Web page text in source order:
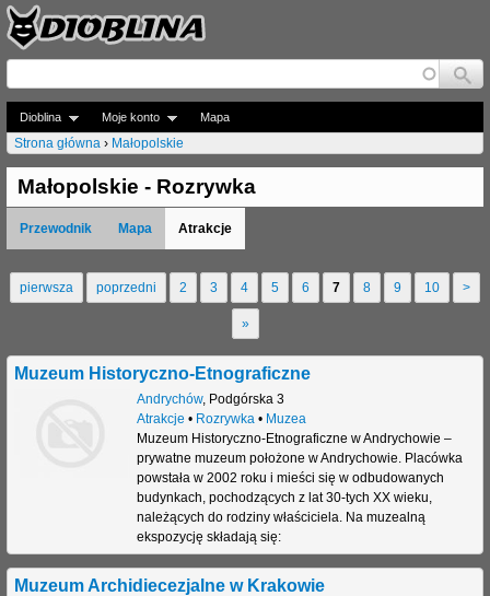
Jump to navigation
Dioblina Moje konto Mapa
J
e
s
t
e
t
Strona główna › Małopolskie
Małopolskie - Rozrywka
Przewodnik Mapa Atrakcje
r
pierwsza poprzedni 2 3 4 5 6 7 8 9 10 >
»
Muzeum Historyczno-Etnograficzne
Andrychów, Podgórska 3
Atrakcje • Rozrywka • Muzea
Muzeum Historyczno-Etnograficzne w Andrychowie –
prywatne muzeum położone w Andrychowie. Placówka
powstała w 2002 roku i mieści się w odbudowanych
budynkach, pochodzących z lat 30-tych XX wieku,
należących do rodziny właściciela. Na muzealną
ekspozycję składają się:
Muzeum Archidiecezjalne w Krakowie